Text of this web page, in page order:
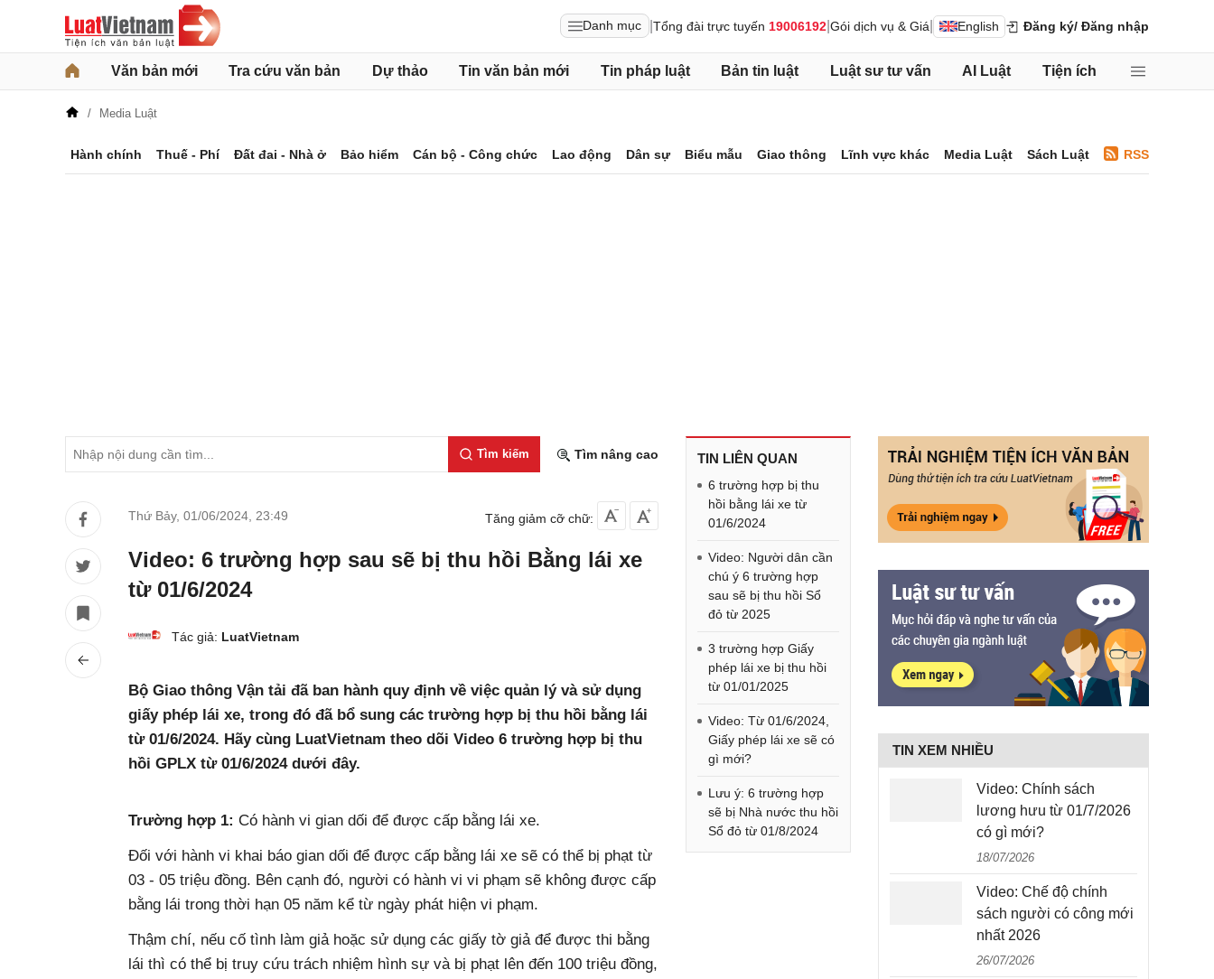
Danh mục Tổng đài trực tuyến 19006192 Gói dịch vụ & Giá English Đăng ký/ Đăng nhập
Văn bản mới Tra cứu văn bản Dự thảo Tin văn bản mới Tin pháp luật Bản tin luật Luật sư tư vấn AI Luật Tiện ích
Media Luật
Hành chính Thuế - Phí Đất đai - Nhà ở Bảo hiểm Cán bộ - Công chức Lao động Dân sự Biểu mẫu Giao thông Lĩnh vực khác Media Luật Sách Luật RSS
Tìm kiếm Tìm nâng cao
Thứ Bảy, 01/06/2024 23:49 Tăng giảm cỡ chữ:
Video: 6 trường hợp sau sẽ bị thu hồi Bằng lái xe
từ 01/6/2024
Tác giả: LuatVietnam
Bộ Giao thông Vận tải đã ban hành quy định về việc quản lý và sử dụng
giấy phép lái xe, trong đó đã bổ sung các trường hợp bị thu hồi bằng lái
từ 01/6/2024. Hãy cùng LuatVietnam theo dõi Video 6 trường hợp bị thu
hồi GPLX từ 01/6/2024 dưới đây.
Trường hợp 1: Có hành vi gian dối để được cấp bằng lái xe.
Đối với hành vi khai báo gian dối để được cấp bằng lái xe sẽ có thể bị phạt từ
03 - 05 triệu đồng. Bên cạnh đó, người có hành vi vi phạm sẽ không được cấp
bằng lái trong thời hạn 05 năm kể từ ngày phát hiện vi phạm.
Thậm chí, nếu cố tình làm giả hoặc sử dụng các giấy tờ giả để được thi bằng
lái thì có thể bị truy cứu trách nhiệm hình sự và bị phạt lên đến 100 triệu đồng,
TIN LIÊN QUAN
6 trường hợp bị thu
hồi bằng lái xe từ
01/6/2024
Video: Người dân cần
chú ý 6 trường hợp
sau sẽ bị thu hồi Sổ
đỏ từ 2025
3 trường hợp Giấy
phép lái xe bị thu hồi
từ 01/01/2025
Video: Từ 01/6/2024,
Giấy phép lái xe sẽ có
gì mới?
Lưu ý: 6 trường hợp
sẽ bị Nhà nước thu hồi
Sổ đỏ từ 01/8/2024
TIN XEM NHIỀU
Video: Chính sách
lương hưu từ 01/7/2026
có gì mới?
18/07/2026
Video: Chế độ chính
sách người có công mới
nhất 2026
26/07/2026